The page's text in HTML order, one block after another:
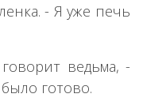
- Я уже печь
ведьма, -
готово.